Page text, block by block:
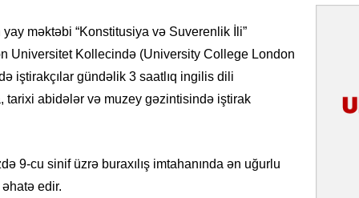
məktəbi “Konstitusiya və Suverenlik İli”
Universitet Kollecində (University College London
iştirakçılar gündəlik 3 saatlıq ingilis dili
tarixi abidələr və muzey gəzintisində iştirak
9-cu sinif üzrə buraxılış imtahanında ən uğurlu
edir.